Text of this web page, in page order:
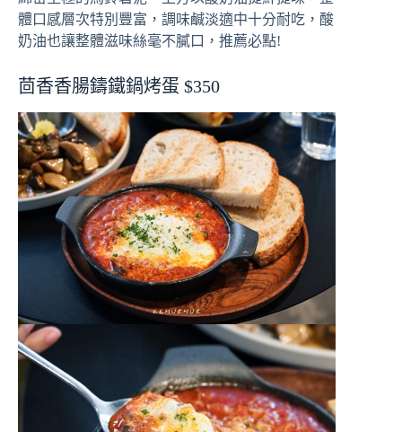
體口感層次特別豐富，調味鹹淡適中十分耐吃，酸
奶油也讓整體滋味絲毫不膩口，推薦必點!
茴香香腸鑄鐵鍋烤蛋 $350